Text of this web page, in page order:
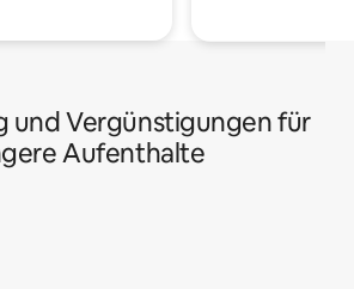
und Vergünstigungen für
Aufenthalte